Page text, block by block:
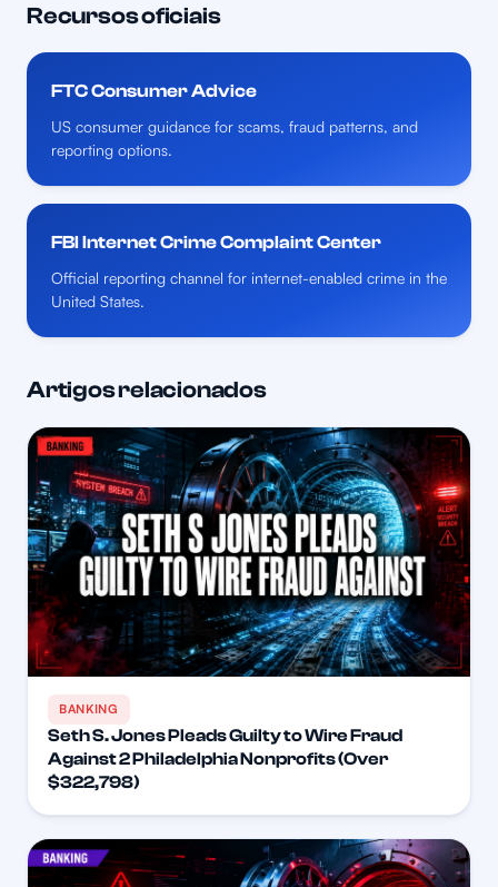
Recursos oficiais
FTC Consumer Advice
US consumer guidance for scams, fraud patterns, and
reporting options.
FBI Internet Crime Complaint Center
Official reporting channel for internet-enabled crime in the
United States.
Artigos relacionados
BANKING
Seth S. Jones Pleads Guilty to Wire Fraud
Against 2 Philadelphia Nonprofits (Over
$322,798)